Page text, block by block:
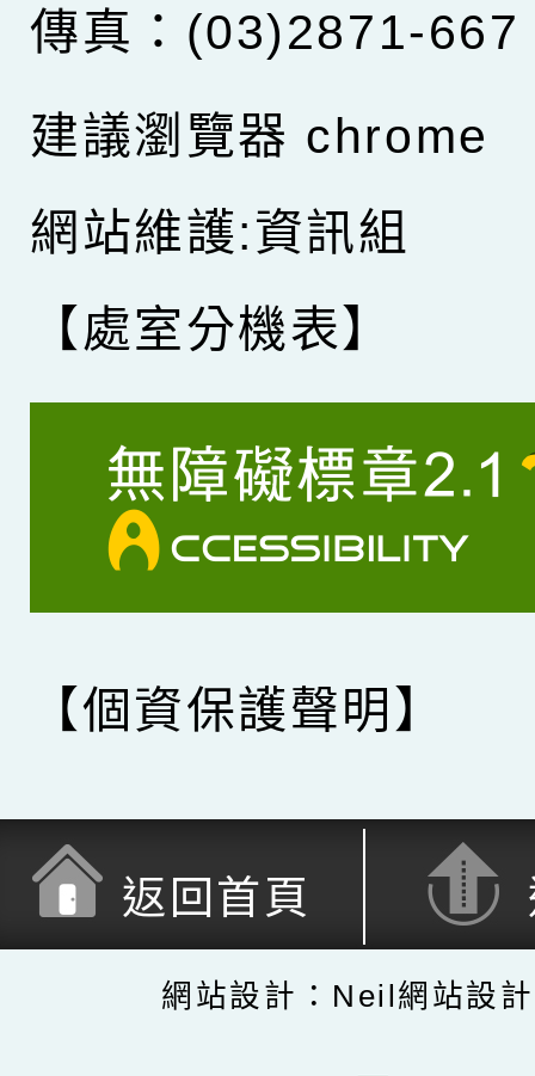
傳真：(03)2871-667
建議瀏覽器 chrome
網站維護:資訊組
【處室分機表】
【個資保護聲明】
返回首頁
網站設計：Neil網站設